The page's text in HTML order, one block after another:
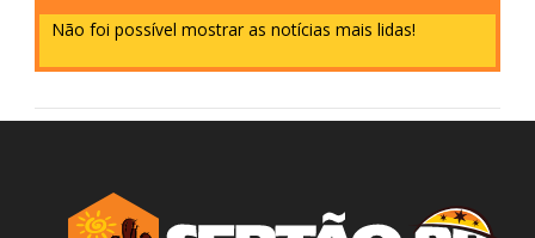
Não foi possível mostrar as notícias mais lidas!